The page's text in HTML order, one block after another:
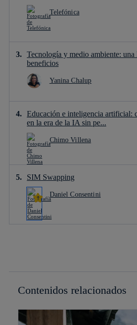
Telefónica
Tecnología y medio ambiente: una
beneficios
Yanina Chalup
Educación e inteligencia artificial:
en la era de la IA sin pe...
Chimo Villena
SIM Swapping
Daniel Consentini
Contenidos relacionados